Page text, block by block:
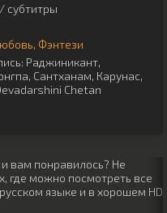
субтитры
Фэнтези
Раджиникант,
, Сантханам, Карунас,
Chetan
вам понравилось? Не
где можно посмотреть все
языке и в хорошем HD